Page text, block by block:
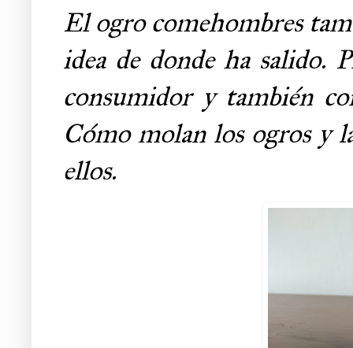
El ogro comehombres
idea de donde ha salido.
consumidor y también
Cómo molan los ogros y
ellos.